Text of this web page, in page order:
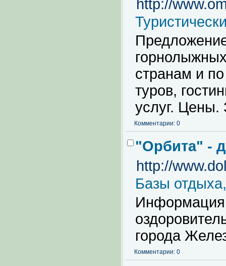
http://
странам и
туров,
услуг. Цены.
Комментарии: 0
"Орбита" -
http://
Базы
Информация
города
Комментарии: 0